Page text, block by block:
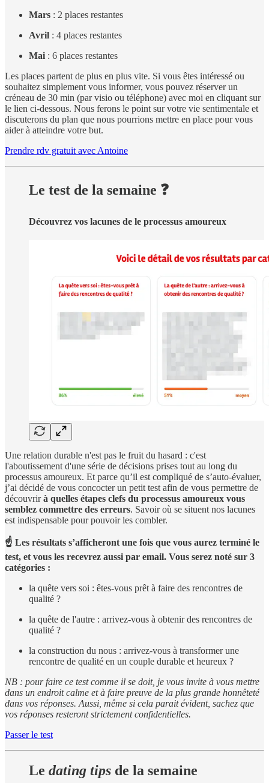
Mars : 2 places restantes
Avril : 4 places restantes
Mai : 6 places restantes
Les places partent de plus en plus vite. Si vous êtes intéressé ou
souhaitez simplement vous informer, vous pouvez réserver un
créneau de 30 min (par visio ou téléphone) avec moi en cliquant sur
le lien ci-dessous. Nous ferons le point sur votre vie sentimentale et
discuterons du plan que nous pourrions mettre en place pour vous
aider à atteindre votre but.
Prendre rdv gratuit avec Antoine
Le test de la semaine ❓
Découvrez vos lacunes de le processus amoureux
Une relation durable n'est pas le fruit du hasard : c'est
l'aboutissement d'une série de décisions prises tout au long du
processus amoureux. Et parce qu’il est compliqué de s’auto-évaluer,
j’ai décidé de vous concocter un petit test afin de vous permettre de
découvrirà quelles étapes clefs du processus amoureux vous
semblez commettre des erreurs. Savoir où se situent nos lacunes
est indispensable pour pouvoir les combler.
☝️ Les résultats s’afficheront une fois que vous aurez terminé le
test, et vous les recevrez aussi par email. Vous serez noté sur 3
catégories :
la quête vers soi : êtes-vous prêt à faire des rencontres de
qualité ?
la quête de l'autre : arrivez-vous à obtenir des rencontres de
qualité ?
la construction du nous : arrivez-vous à transformer une
rencontre de qualité en un couple durable et heureux ?
NB : pour faire ce test comme il se doit, je vous invite à vous mettre
dans un endroit calme et à faire preuve de la plus grande honnêteté
dans vos réponses. Aussi, même si cela parait évident, sachez que
vos réponses resteront strictement confidentielles.
Passer le test
Le dating tips de la semaine